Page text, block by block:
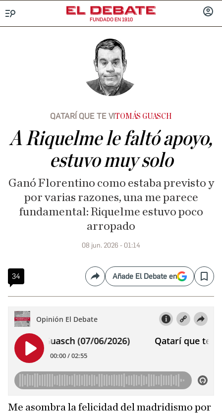
FUNDADO EN 1910
QATARÍ QUE TE VITOMÁS GUASCH
A Riquelme le faltó apoyo,
estuvo muy solo
Ganó Florentino como estaba previsto y
por varias razones, una me parece
fundamental: Riquelme estuvo poco
arropado
08 jun. 2026 - 01:14
34 CompartirAñade El Debate en Save
Me asombra la felicidad del madridismo por